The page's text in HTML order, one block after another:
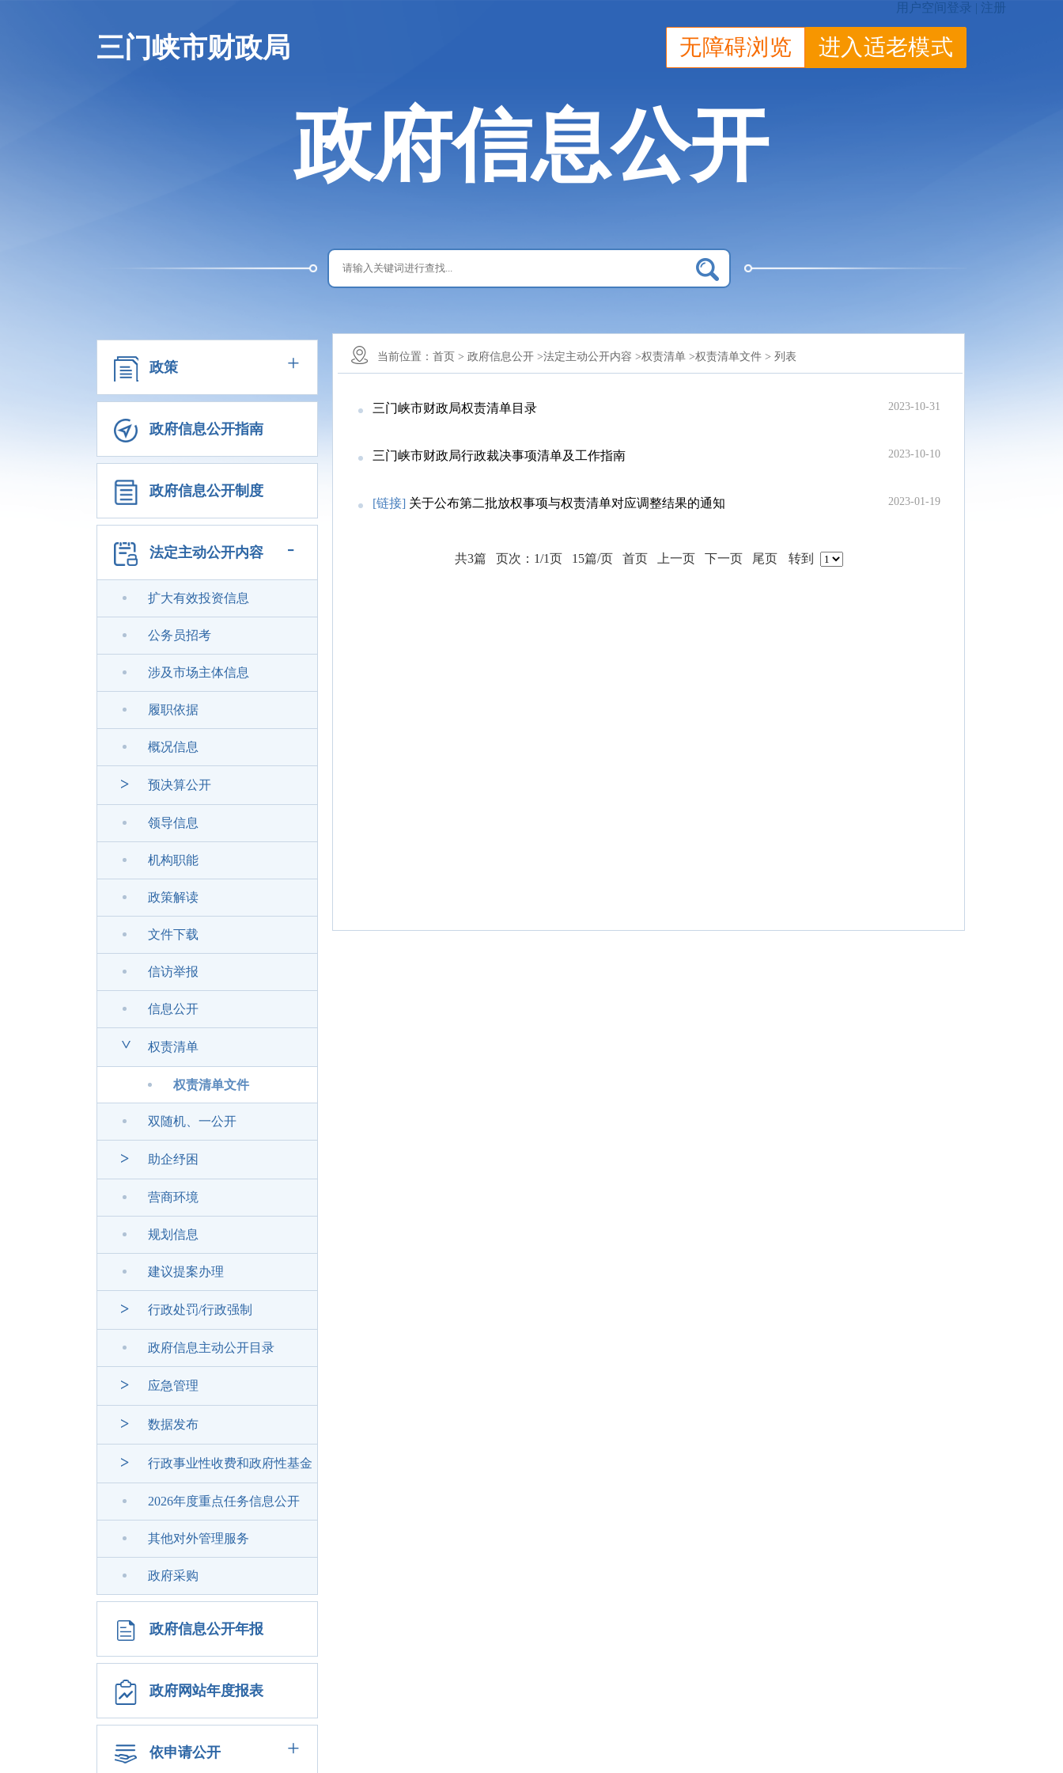
三门峡市财政局 无障碍浏览 进入适老模式
政府信息公开
政策 +
政府信息公开指南
政府信息公开制度
法定主动公开内容 -
扩大有效投资信息
公务员招考
涉及市场主体信息
履职依据
概况信息
> 预决算公开
领导信息
机构职能
政策解读
文件下载
信访举报
信息公开
> 权责清单
权责清单文件
双随机、一公开
> 助企纾困
营商环境
规划信息
建议提案办理
> 行政处罚/行政强制
政府信息主动公开目录
> 应急管理
> 数据发布
> 行政事业性收费和政府性基金
2026年度重点任务信息公开
其他对外管理服务
政府采购
政府信息公开年报
政府网站年度报表
依申请公开 +
当前位置： 首页 > 政府信息公开 >法定主动公开内容 >权责清单 >权责清单文件 > 列表
三门峡市财政局权责清单目录 2023-10-31
三门峡市财政局行政裁决事项清单及工作指南 2023-10-10
[链接] 关于公布第二批放权事项与权责清单对应调整结果的通知 2023-01-19
共3篇 页次：1/1页 15篇/页 首页 上一页 下一页 尾页 转到